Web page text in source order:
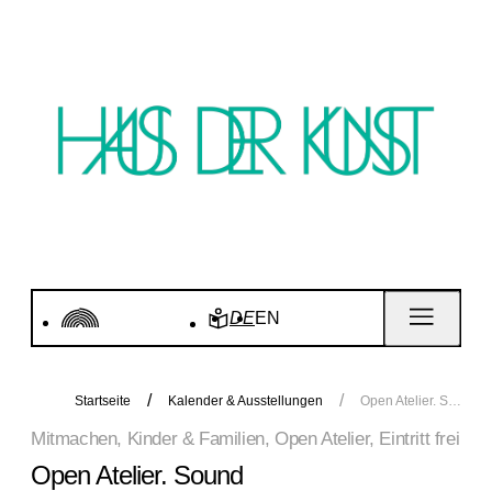
DEEN
Startseite Kalender & Ausstellungen Open Atelier. Sound
Mitmachen, Kinder & Familien, Open Atelier, Eintritt frei
Open Atelier. Sound